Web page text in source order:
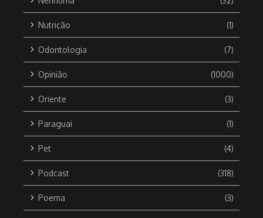
Nutrição (1)
Odontologia (7)
Opinião (1000)
Oriente (3)
Paraguai (1)
Pet (4)
Podcast (318)
Poema (3)